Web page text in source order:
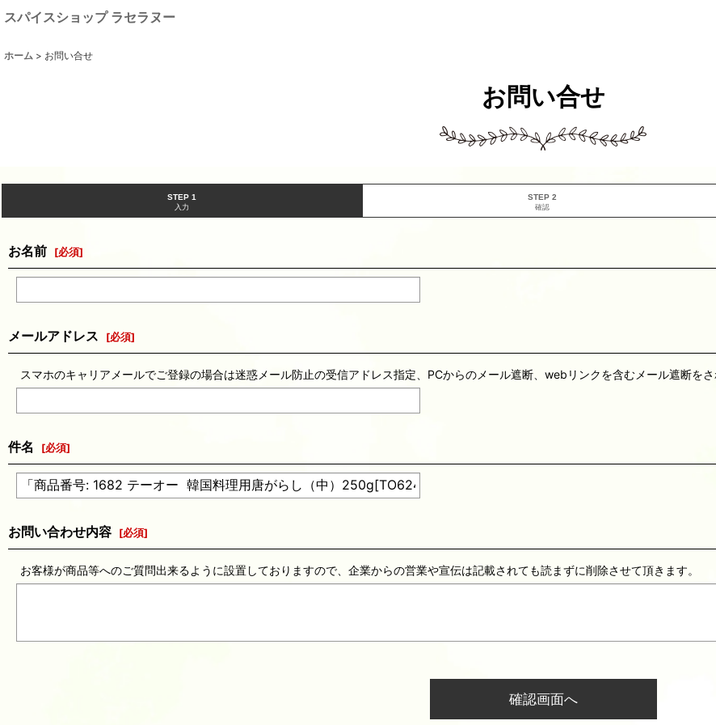
スパイスショップ ラセラヌー
ホーム > お問い合せ
お問い合せ
STEP 1
入力
STEP 2
確認
お名前 [必須]
メールアドレス [必須]
スマホのキャリアメールでご登録の場合は迷惑メール防止の受信アドレス指定、PCからのメール遮断、webリンクを含むメール遮断を
件名 [必須]
お問い合わせ内容 [必須]
お客様が商品等へのご質問出来るように設置しておりますので、企業からの営業や宣伝は記載されても読まずに削除させて頂きます。
確認画面へ